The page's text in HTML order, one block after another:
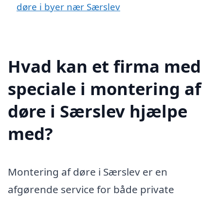
døre i byer nær Særslev
Hvad kan et firma med
speciale i montering af
døre i Særslev hjælpe
med?
Montering af døre i Særslev er en
afgørende service for både private